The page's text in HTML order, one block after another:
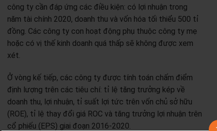
công ty cần đáp ứng các điều kiện: có lợi nhuận trong
năm tài chính 2020, doanh thu và vốn hóa tối thiểu 500 tỉ
đồng. Các công ty con hoạt động phụ thuộc công ty mẹ
hoặc có vị thế kinh doanh quá thấp sẽ không được xem
xét.
Ở vòng kế tiếp, các công ty được tính toán chấm điểm
định lượng trên các tiêu chí: tỉ lệ tăng trưởng kép về
doanh thu, lợi nhuận, tỉ suất lợi tức trên vốn chủ sở hữu
(ROE), tỉ lệ thay đổi giá ROC và tăng trưởng lợi nhuận trên
cổ phiếu (EPS) giai đoạn 2016-2020.